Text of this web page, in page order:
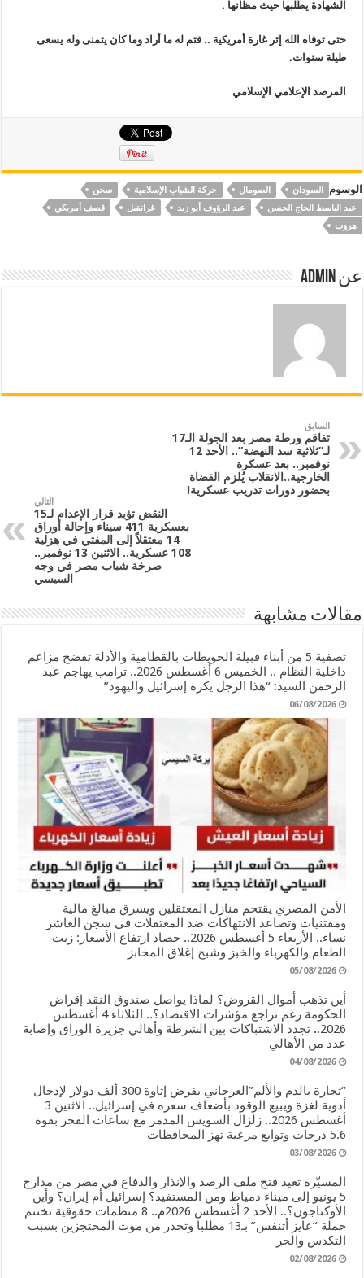
الشهادة يطلبها حيث مظانها .
حتى توفاه الله إثر غارة أمريكية .. فتم له ما أراد وما كان يتمنى وله يسعى
طيلة سنوات.
المرصد الإعلامي الإسلامي
الوسوم السودان الصومال حركة الشباب الإسلامية
سجن
عبد الباسط الحاج الحسن
عبد الرؤوف أبو زيد غرانفيل
قصف أمريكي
هروب
عن Admin
السابق
تفاقم ورطة مصر بعد الجولة الـ17
لـ”ثلاثية سد النهضة”.. الأحد 12
نوفمبر.. بعد عسكرة
الخارجية..الانقلاب يُلزم القضاة
بحضور دورات تدريب عسكرية!
التالي
النقض تؤيد قرار الإعدام لـ15
بعسكرية 411 سيناء وإحالة أوراق
14 معتقلاً إلى المفتي في هزلية
108 عسكرية.. الاثنين 13 نوفمبر..
صرخة شباب مصر في وجه
السيسي
مقالات مشابهة
تصفية 5 من أبناء قبيلة الحويطات بالقطامية والأدلة تفضح مزاعم
داخلية النظام .. الخميس 6 أغسطس 2026.. ترامب يهاجم عبد
الرحمن السيد: “هذا الرجل يكره إسرائيل واليهود”
06/08/2026
الأمن المصري يقتحم منازل المعتقلين ويسرق مبالغ مالية
ومقتنيات وتصاعد الانتهاكات ضد المعتقلات في سجن العاشر
نساء.. الأربعاء 5 أغسطس 2026.. حصاد ارتفاع الأسعار: زيت
الطعام والكهرباء والخبز وشبح إغلاق المخابز
05/08/2026
أين تذهب أموال القروض؟ لماذا يواصل صندوق النقد إقراض
الحكومة رغم تراجع مؤشرات الاقتصاد؟.. الثلاثاء 4 أغسطس
2026.. تجدد الاشتباكات بين الشرطة وأهالي جزيرة الوراق وإصابة
عدد من الأهالي
04/08/2026
“تجارة بالدم والألم”العرجاني يفرض إتاوة 300 ألف دولار لإدخال
أدوية لغزة ويبيع الوقود بأضعاف سعره في إسرائيل.. الاثنين 3
أغسطس 2026.. زلزال السويس المدمر مع ساعات الفجر بقوة
5.6 درجات وتوابع مرعبة تهز المحافظات
03/08/2026
المسيّرة تعيد فتح ملف الرصد والإنذار والدفاع في مصر من مدارج
5 يونيو إلى ميناء دمياط ومن المستفيد؟ إسرائيل أم إيران؟ وأين
الأوكتاجون؟.. الأحد 2 أغسطس 2026م.. 8 منظمات حقوقية تختتم
حملة “عايز أتنفس” بـ13 مطلبا وتحذر من موت المحتجزين بسبب
التكدس والحر
02/08/2026